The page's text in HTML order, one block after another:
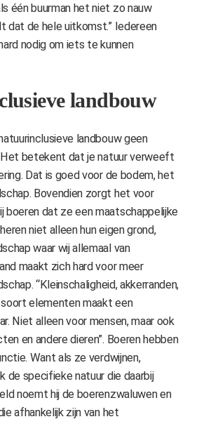
één buurman het niet zo nauw
dat de hele uitkomst.” Iedereen
nodig om iets te kunnen
landbouw
landbouw geen
betekent dat je natuur verweeft
Dat is goed voor de bodem, het
Bovendien zorgt het voor
boeren dat ze een maatschappelijke
niet alleen hun eigen grond,
waar wij allemaal van
maakt zich hard voor meer
“Kleinschaligheid, akkerranden,
elementen maakt een
Niet alleen voor mensen, maar ook
en andere dieren”. Boeren hebben
Want als ze verdwijnen,
de specifieke natuur die daarbij
noemt hij de boerenzwaluwen en
afhankelijk zijn van het